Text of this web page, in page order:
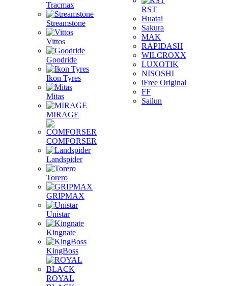
Tracmax
Streamstone
Vittos
Goodride
Ikon Tyres
Mitas
MIRAGE
COMFORSER
Landspider
Torero
GRIPMAX
Unistar
Kingnate
KingBoss
ROYAL
RST
Huatai
Sakura
MAK
RAPIDASH
WILCROXX
LUXOTIK
NISOSHI
iFree Original
FF
Sailun